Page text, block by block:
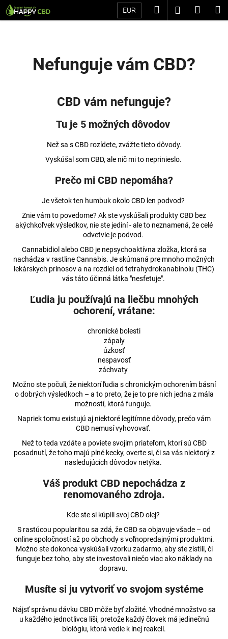
Prejsť
na
EUR Hľadať
Nefunguje vám CBD?
CBD vám nefunguje?
Tu je 5 možných dôvodov
Než sa s CBD rozídete, zvážte tieto dôvody.
Vyskúšal som CBD, ale nič mi to neprinieslo.
Prečo mi CBD nepomáha?
Je všetok ten humbuk okolo CBD len podvod?
Znie vám to povedome? Ak ste vyskúšali produkty CBD bez
akýchkoľvek výsledkov, nie ste jediní - ale to neznamená, že celé
odvetvie je podvod.
Cannabidiol alebo CBD je nepsychoaktívna zložka, ktorá sa
nachádza v rastline Cannabis. Je skúmaná pre mnoho možných
lekárskych prínosov a na rozdiel od tetrahydrokanabinolu (THC)
vás táto účinná látka "nesfetuje".
Ľudia ju používajú na liečbu mnohých
ochorení, vrátane:
chronické bolesti
zápaly
úzkosť
nespavosť
záchvaty
Možno ste počuli, že niektorí ľudia s chronickým ochorením básní
o dobrých výsledkoch – a to preto, že je to pre nich jedna z mála
možností, ktorá funguje.
Napriek tomu existujú aj niektoré legitímne dôvody, prečo vám
CBD nemusí vyhovovať.
Než to teda vzdáte a poviete svojim priateľom, ktorí sú CBD
posadnutí, že toho majú plné kecky, overte si, či sa vás niektorý z
nasledujúcich dôvodov netýka.
Váš produkt CBD nepochádza z
renomovaného zdroja.
Kde ste si kúpili svoj CBD olej?
S rastúcou popularitou sa zdá, že CBD sa objavuje všade – od
online spoločností až po obchody s voľnopredajnými produktmi.
Možno ste dokonca vyskúšali vzorku zadarmo, aby ste zistili, či
funguje bez toho, aby ste investovali niečo viac ako náklady na
dopravu.
Musíte si ju vytvoriť vo svojom systéme
Nájsť správnu dávku CBD môže byť zložité. Vhodné množstvo sa
u každého jednotlivca líši, pretože každý človek má jedinečnú
biológiu, ktorá vedie k inej reakcii.
K
o
n
s
O
č
CBD
OLEJ
FULL-
SPECTRUM
ČEREŠŇA
€50,96
Pôvodne:
€51,21